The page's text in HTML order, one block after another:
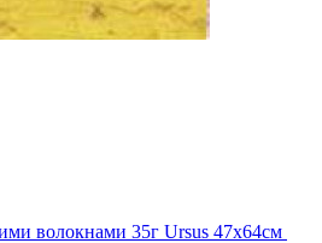
волокнами 35г Ursus 47х64см